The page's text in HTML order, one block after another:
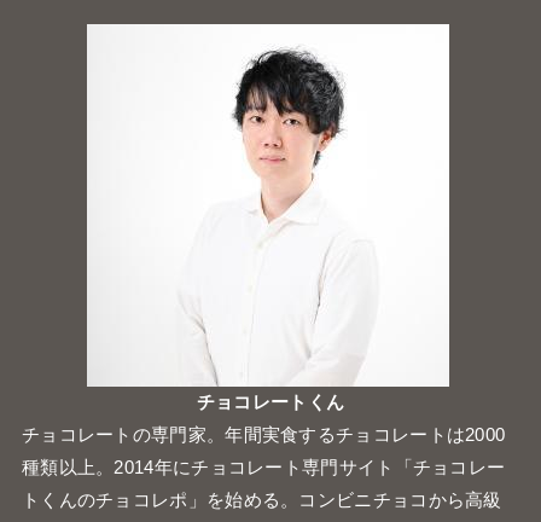
チョコレートくん
チョコレートの専門家。年間実食するチョコレートは2000
種類以上。2014年にチョコレート専門サイト「チョコレー
トくんのチョコレポ」を始める。コンビニチョコから高級